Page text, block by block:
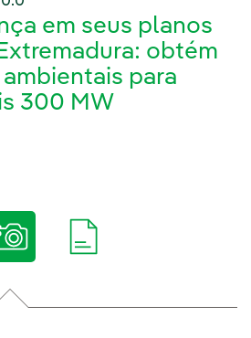
em seus planos
obtém
para
300 MW